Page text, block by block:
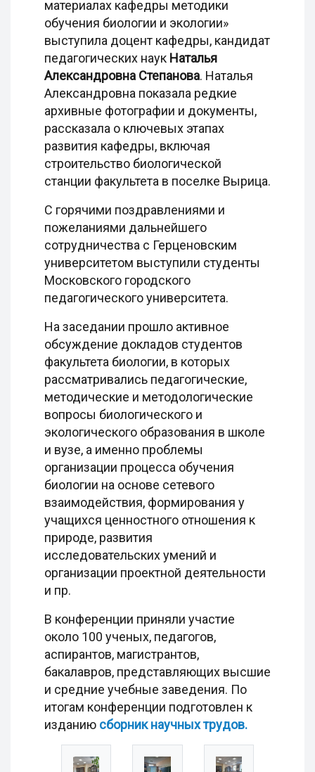
материалах кафедры методики
обучения биологии и экологии»
выступила доцент кафедры, кандидат
педагогических наук Наталья
Александровна Степанова. Наталья
Александровна показала редкие
архивные фотографии и документы,
рассказала о ключевых этапах
развития кафедры, включая
строительство биологической
станции факультета в поселке Вырица.
С горячими поздравлениями и
пожеланиями дальнейшего
сотрудничества с Герценовским
университетом выступили студенты
Московского городского
педагогического университета.
На заседании прошло активное
обсуждение докладов студентов
факультета биологии, в которых
рассматривались педагогические,
методические и методологические
вопросы биологического и
экологического образования в школе
и вузе, а именно проблемы
организации процесса обучения
биологии на основе сетевого
взаимодействия, формирования у
учащихся ценностного отношения к
природе, развития
исследовательских умений и
организации проектной деятельности
и пр.
В конференции приняли участие
около 100 ученых, педагогов,
аспирантов, магистрантов,
бакалавров, представляющих высшие
и средние учебные заведения. По
итогам конференции подготовлен к
изданию сборник научных трудов.